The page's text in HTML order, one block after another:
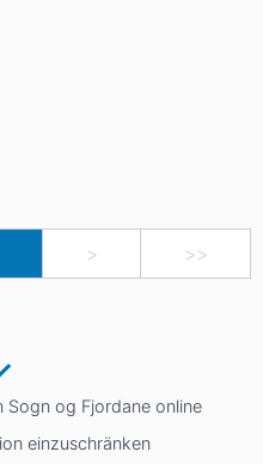
> >>
Sogn og Fjordane online
einzuschränken